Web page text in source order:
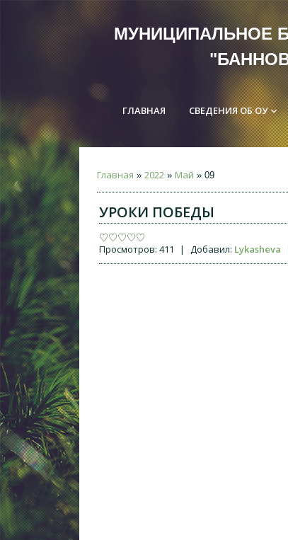
ГЛАВНАЯ СВЕДЕНИЯ ОБ ОУkeyboard_arrow_down
Главная » 2022 » Май » 09
УРОКИ ПОБЕДЫ
Просмотров: 411 | Добавил: Lykasheva